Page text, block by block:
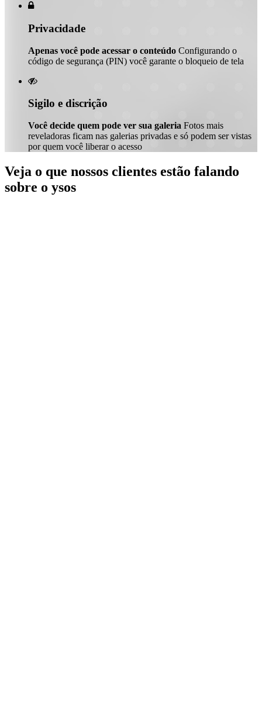

Privacidade
Apenas você pode acessar o conteúdo Configurando o
código de segurança (PIN) você garante o bloqueio de tela

Sigilo e discrição
Você decide quem pode ver sua galeria Fotos mais
reveladoras ficam nas galerias privadas e só podem ser vistas
por quem você liberar o acesso
Veja o que nossos clientes estão falando
sobre o ysos